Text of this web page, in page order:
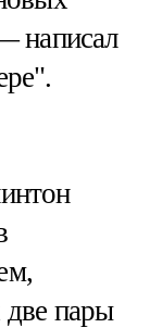
написал
пары